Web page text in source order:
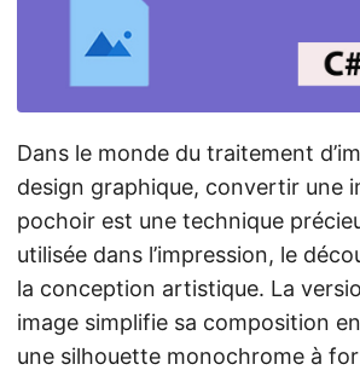
n
Dans le monde du traitement
design graphique, convertir une
pochoir est une technique
utilisée dans l’impression, le
la conception artistique. La
image simplifie sa composition
une silhouette monochrome à